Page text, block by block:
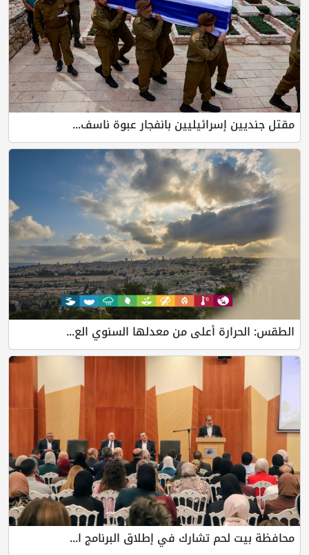
مقتل جنديين إسرائيليين بانفجار عبوة ناسف...
الطقس: الحرارة أعلى من معدلها السنوي الع...
محافظة بيت لحم تشارك في إطلاق البرنامج ا...